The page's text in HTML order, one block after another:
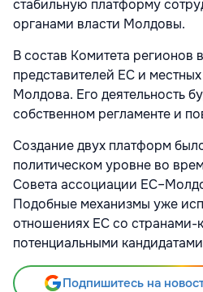
стабильную платформу
органами власти Молдовы.
В состав Комитета регионов
представителей ЕС и
Молдова. Его деятельность
собственном регламенте и
Создание двух платформ
политическом уровне во
Совета ассоциации
Подобные механизмы уже
отношениях ЕС со странами-
потенциальными
Подпишитесь на